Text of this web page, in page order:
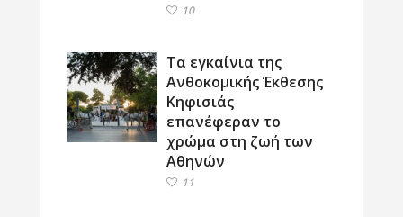
10
Τα εγκαίνια της
Ανθοκομικής Έκθεσης
Κηφισιάς
επανέφεραν το
χρώμα στη ζωή των
Αθηνών
11